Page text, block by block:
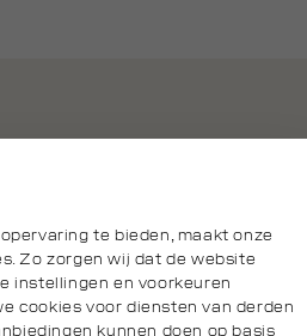
8.30 uur tot 18.00 uur.
te bieden, maakt onze
Zo zorgen wij dat de website
instellingen en voorkeuren
cookies voor diensten van derden
kunnen doen op basis